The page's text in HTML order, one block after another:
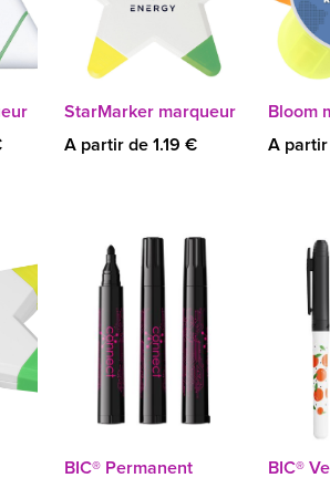
StarMarker marqueur
A partir de 1.19 €
Bloom
A
BIC® Permanent
BIC®